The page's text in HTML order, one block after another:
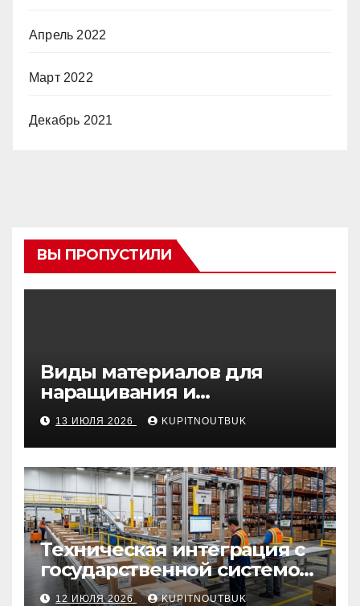
Апрель 2022
Март 2022
Декабрь 2021
ВЫ ПРОПУСТИЛИ
Виды материалов для
наращивания и
моделирования ногтей
13 ИЮЛЯ 2026 KUPITNOUTBUK
Техническая интеграция с
государственной системой
«Честный знак
12 ИЮЛЯ 2026 KUPITNOUTBUK